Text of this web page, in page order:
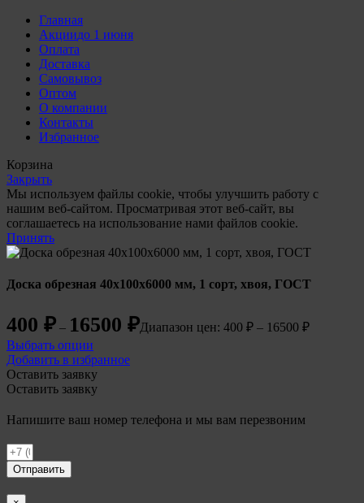
Главная
Акциидо 1 июня
Оплата
Доставка
Самовывоз
Оптом
О компании
Контакты
Избранное
Корзина
Закрыть
Мы используем файлы cookie, чтобы улучшить работу с
нашим веб-сайтом. Просматривая этот веб-сайт, вы
соглашаетесь на использование нами файлов cookie.
Принять
Доска обрезная 40х100х6000 мм, 1 сорт, хвоя, ГОСТ
400 ₽ – 16500 ₽Диапазон цен: 400 ₽ – 16500 ₽
Выбрать опции
Добавить в избранное
Оставить заявку
Оставить заявку
Напишите ваш номер телефона и мы вам перезвоним
Отправить